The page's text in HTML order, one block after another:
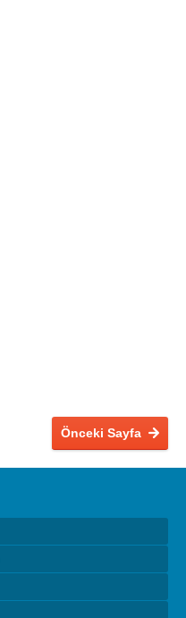
Önceki Sayfa